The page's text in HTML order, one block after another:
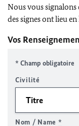
Nous vous signalons
des signes ont lieu
Vos
* Champ obligatoire
Civilité
Nom / Name *